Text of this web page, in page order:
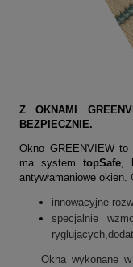
Z OKNAMI
BEZPIECZNIE.
Okno GREENVIEW to
ma system topSafe,
antywłamaniowe okien.
innowacyjne
specjalnie
Okna wykonane